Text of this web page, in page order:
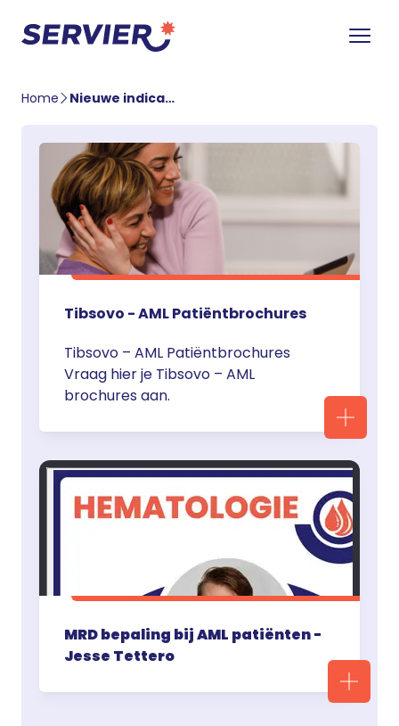
Home Nieuwe indicatie AML
Tibsovo - AML Patiëntbrochures
Tibsovo – AML Patiëntbrochures
Vraag hier je Tibsovo – AML
brochures aan.
MRD bepaling bij AML patiënten -
Jesse Tettero